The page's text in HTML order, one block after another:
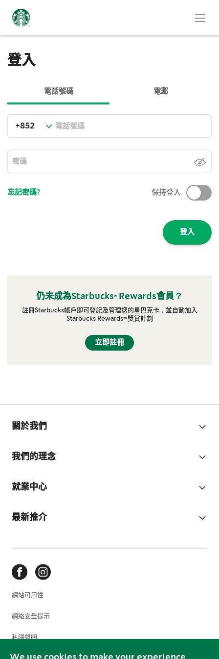
We use cookies to make your experience
登入
電話號碼 電郵
忘記密碼? 保持登入
登入
仍未成為Starbucks® Rewards會員？
註冊Starbucks帳戶即可登記及管理您的星巴克卡，並自動加入
Starbucks Rewards™獎賞計劃
立即註冊
關於我們
我們的理念
就業中心
最新推介
網站可用性
網絡安全提示
私隱聲明